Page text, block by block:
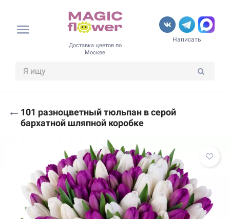
Доставка цветов по
Москве
Написать
← 101 разноцветный тюльпан в серой
бархатной шляпной коробке